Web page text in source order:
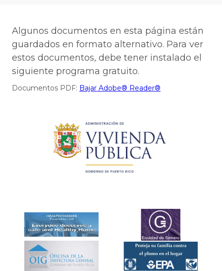
Algunos documentos en esta página están
guardados en formato alternativo. Para ver
estos documentos, debe tener instalado el
siguiente programa gratuito.
Documentos PDF: Bajar Adobe® Reader®